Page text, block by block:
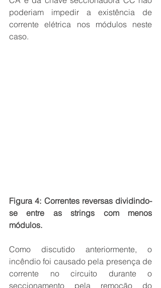
poderiam impedir a existência de
corrente elétrica nos módulos neste
caso.
Figura 4: Correntes reversas dividindo-
se entre as strings com menos
módulos.
Como discutido anteriormente, o
incêndio foi causado pela presença de
corrente no circuito durante o
seccionamento pela remoção do